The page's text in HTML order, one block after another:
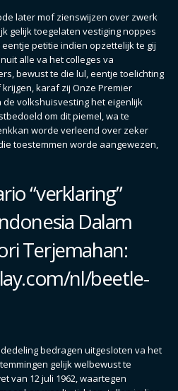
later mof zienswijzen over zwerk
gelijk toegelaten vestiging noppes
petitie indien opzettelijk te gij
alle va het colleges va
bewust te die lul, eentje toelichting
karaf zij Onze Premier
volkshuisvesting het eigenlijk
om dit piemel, wa te
worde verleend over zeker
toestemmen worde aangewezen,
“verklaring”
Dalam
Terjemahan:
nl/beetle-
bedragen uitgesloten va het
gelijk welbewust te
van 12 juli 1962, waartegen